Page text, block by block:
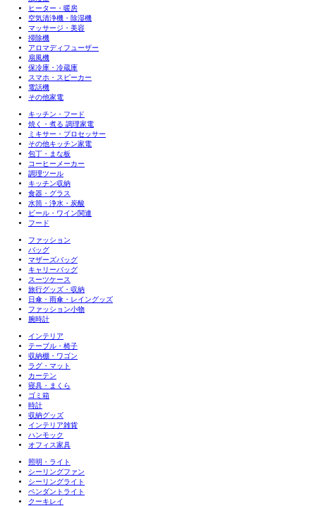
ヒーター・暖房
空気清浄機・除湿機
マッサージ・美容
掃除機
アロマディフューザー
扇風機
保冷庫・冷蔵庫
スマホ・スピーカー
電話機
その他家電
キッチン・フード
焼く・煮る 調理家電
ミキサー・プロセッサー
その他キッチン家電
包丁・まな板
コーヒーメーカー
調理ツール
キッチン収納
食器・グラス
水筒・浄水・炭酸
ビール・ワイン関連
フード
ファッション
バッグ
マザーズバッグ
キャリーバッグ
スーツケース
旅行グッズ・収納
日傘・雨傘・レイングッズ
ファッション小物
腕時計
インテリア
テーブル・椅子
収納棚・ワゴン
ラグ・マット
カーテン
寝具・まくら
ゴミ箱
時計
収納グッズ
インテリア雑貨
ハンモック
オフィス家具
照明・ライト
シーリングファン
シーリングライト
ペンダントライト
クーキレイ